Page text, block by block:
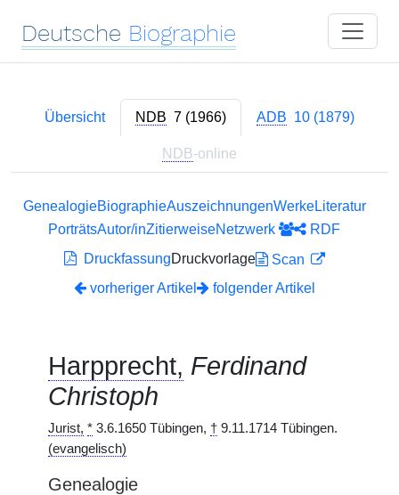
Deutsche Biographie
Übersicht NDB 7 (1966) ADB 10 (1879)
NDB-online
GenealogieBiographieAuszeichnungenWerkeLiteratur
PorträtsAutor/inZitierweiseNetzwerk
RDF
DruckfassungDruckvorlage
Scan
vorheriger Artikel
folgender Artikel
Harpprecht, Ferdinand
Christoph
Jurist, * 3.6.1650 Tübingen, † 9.11.1714 Tübingen.
(evangelisch)
Genealogie